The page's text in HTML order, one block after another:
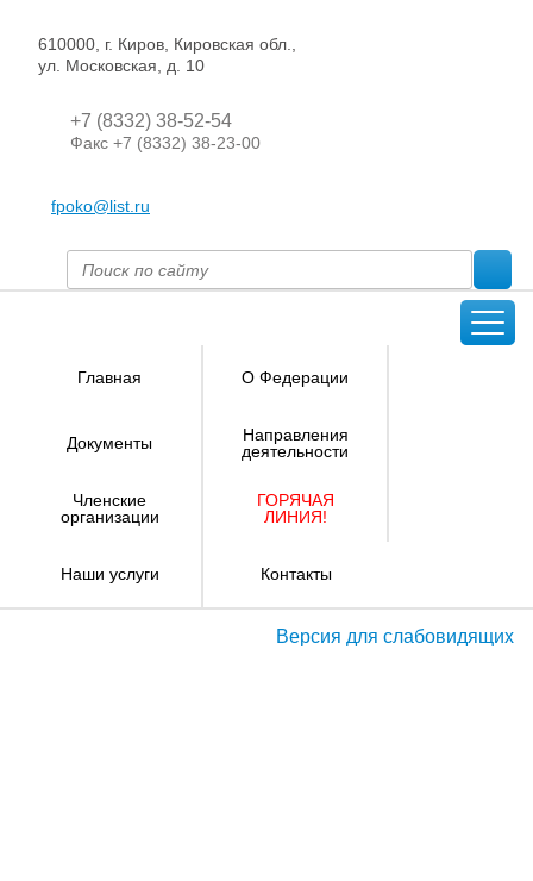
610000, г. Киров, Кировская обл.,
ул. Московская, д. 10
+7 (8332) 38-52-54
Факс +7 (8332) 38-23-00
fpoko@list.ru
Главная О Федерации
Документы
Направления
деятельности
Членские
организации
ГОРЯЧАЯ
ЛИНИЯ!
Наши услуги Контакты
Версия для слабовидящих